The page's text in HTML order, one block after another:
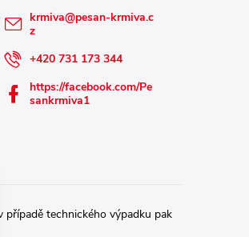
krmiva@pesan-krmiva.c
z
+420 731 173 344
https://facebook.com/Pe
sankrmiva1
případě technického výpadku pak